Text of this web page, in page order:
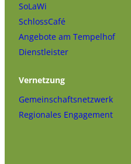
SoLaWi
SchlossCafé
Angebote am Tempelhof
Dienstleister
Vernetzung
Gemeinschaftsnetzwerk
Regionales Engagement